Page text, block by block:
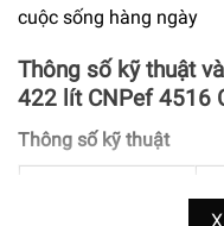
cuộc sống hàng ngày
Thông số kỹ thuật
422 lít CNPef 4516
Thông số kỹ thuật